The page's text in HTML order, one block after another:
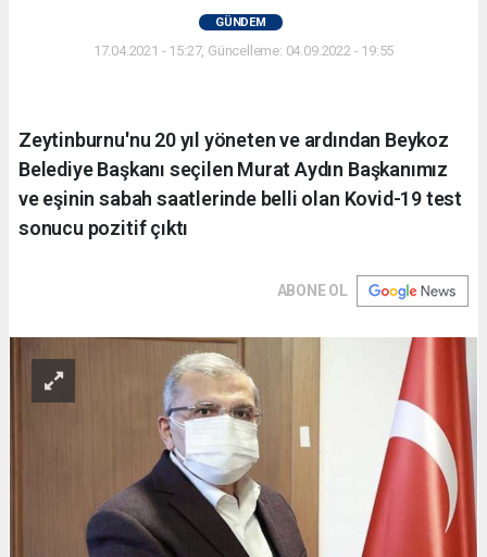
GÜNDEM
17.04.2021 - 15:27, Güncelleme: 04.09.2022 - 19:55
Zeytinburnu'nu 20 yıl yöneten ve ardından Beykoz
Belediye Başkanı seçilen Murat Aydın Başkanımız
ve eşinin sabah saatlerinde belli olan Kovid-19 test
sonucu pozitif çıktı
ABONE OL